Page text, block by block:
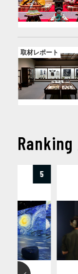
取材レポート
Ranking
5